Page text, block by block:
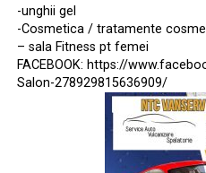
-unghii gel
-Cosmetica / tratamente
– sala Fitness pt femei
FACEBOOK: https://
Salon-278929815636909/